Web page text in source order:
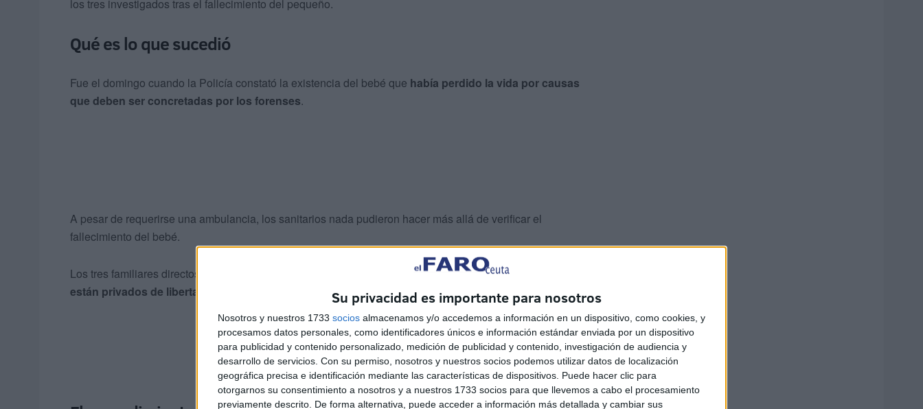
Su privacidad es importante para nosotros
Nosotros y nuestros 1733 socios almacenamos y/o accedemos a información en un dispositivo, como cookies, y
procesamos datos personales, como identificadores únicos e información estándar enviada por un dispositivo
para publicidad y contenido personalizado, medición de publicidad y contenido, investigación de audiencia y
desarrollo de servicios. Con su permiso, nosotros y nuestros socios podemos utilizar datos de localización
geográfica precisa e identificación mediante las características de dispositivos. Puede hacer clic para
otorgarnos su consentimiento a nosotros y a nuestros 1733 socios para que llevemos a cabo el procesamiento
previamente descrito. De forma alternativa, puede acceder a información más detallada y cambiar sus
los tres investigados tras el fallecimiento del pequeño.
Qué es lo que sucedió
Fue el domingo cuando la Policía constató la existencia del bebé que había perdido la vida por causas
que deben ser concretadas por los forenses.
A pesar de requerirse una ambulancia, los sanitarios nada pudieron hacer más allá de verificar el
fallecimiento del bebé.
Los tres familiares directos del niño, padres y tío, fueron detenidos esa misma noche ydesde entonces
están privados de libertad
a la espera de lo que resuelva su señoría.